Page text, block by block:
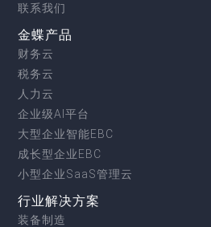
联系我们
金蝶产品
财务云
税务云
人力云
企业级AI平台
大型企业智能EBC
成长型企业EBC
小型企业SaaS管理云
行业解决方案
装备制造